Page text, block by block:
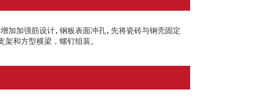
加加强筋设计,钢板表面冲孔,先将瓷砖与钢壳固定
和方型横梁，螺钉组装。